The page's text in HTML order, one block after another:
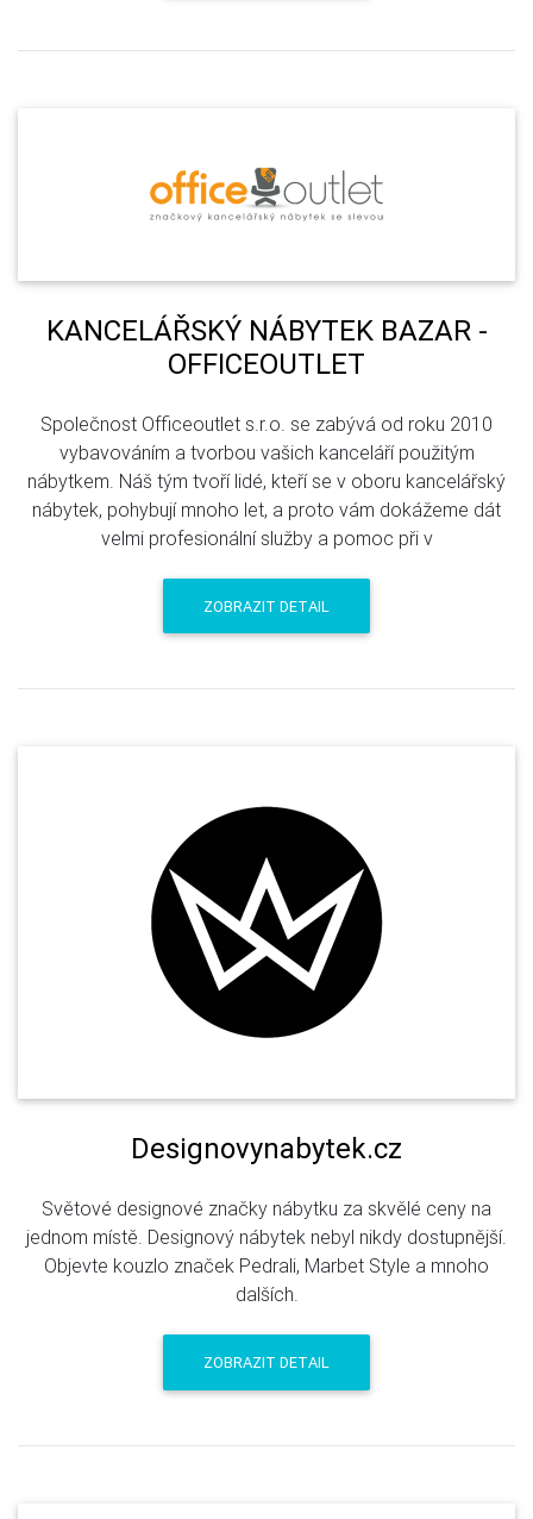
KANCELÁŘSKÝ NÁBYTEK BAZAR -
OFFICEOUTLET
Společnost Officeoutlet s.r.o. se zabývá od roku 2010
vybavováním a tvorbou vašich kanceláří použitým
nábytkem. Náš tým tvoří lidé, kteří se v oboru kancelářský
nábytek, pohybují mnoho let, a proto vám dokážeme dát
velmi profesionální služby a pomoc při v
ZOBRAZIT DETAIL
Designovynabytek.cz
Světové designové značky nábytku za skvělé ceny na
jednom místě. Designový nábytek nebyl nikdy dostupnější.
Objevte kouzlo značek Pedrali, Marbet Style a mnoho
dalších.
ZOBRAZIT DETAIL